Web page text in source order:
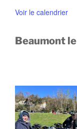
n
n
n
Voir le calendrier
Beaumont